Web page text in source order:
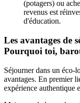
(potagers) ou
revenus est
d'éducation.
Les avantages de
Pourquoi toi,
Séjourner dans un éco-
avantages. En premier
expérience authentique